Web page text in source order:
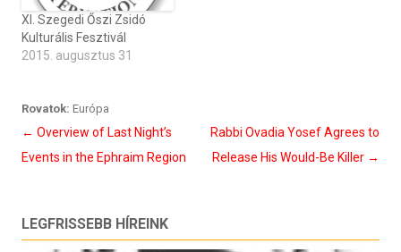
XI. Szegedi Őszi Zsidó
Kulturális Fesztivál
2015. augusztus 31
Rovatok: Európa
Bejegyzés
navigáció
← Overview of Last Night’s
Events in the Ephraim Region
Rabbi Ovadia Yosef Agrees to
Release His Would-Be Killer →
LEGFRISSEBB HÍREINK